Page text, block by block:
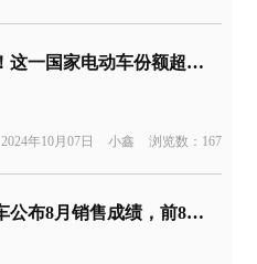
太牛了！这一国家电动车份额超过96%
2024年10月07日 小鑫 浏览数：167
红旗汽车公布8月销售成绩，前8月销量同比增长231%